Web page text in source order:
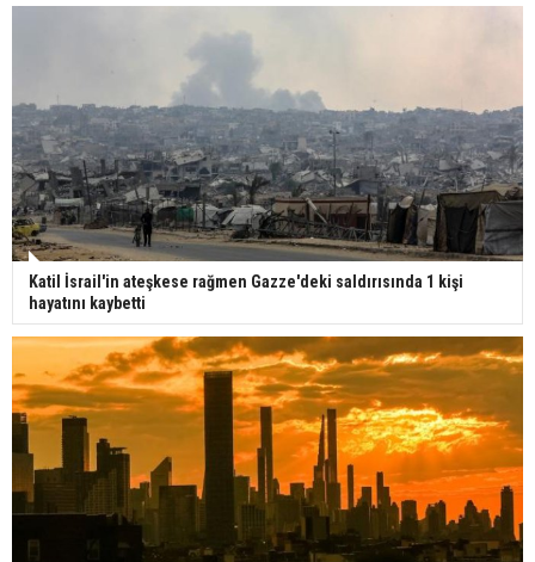
Katil İsrail'in ateşkese rağmen Gazze'deki saldırısında 1 kişi
hayatını kaybetti